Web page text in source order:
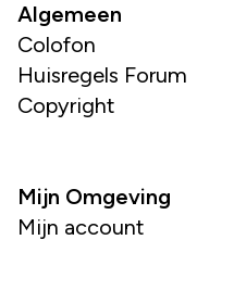
Algemeen
Colofon
Huisregels Forum
Copyright
Mijn Omgeving
Mijn account